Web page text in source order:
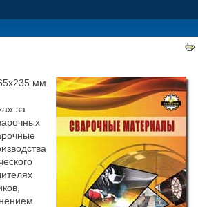
мм.
за